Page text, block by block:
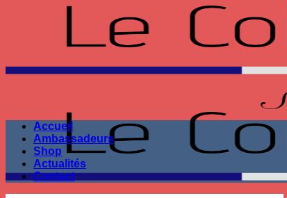
Accueil
Ambassadeurs
Shop
Actualités
Contact